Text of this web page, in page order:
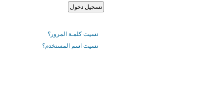
نسيت كلمـة المرور؟
نسيت اسم المستخدم؟